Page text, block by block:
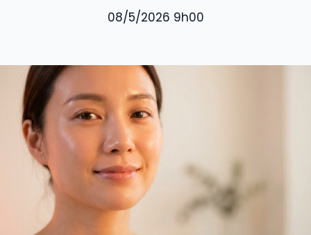
08/5/2026 9h00